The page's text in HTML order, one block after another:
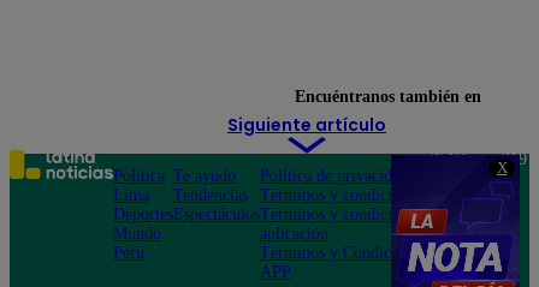
X
Siguiente artículo
Encuéntranos también en
Política
Lima
Deportes
Mundo
Perú
Te ayudo
Tendencias
Espectáculos
Política de privacidad
Términos y condiciones
Términos y condiciones
aplicación
Términos y Condiciones
APP
Teléfono: 219
Av. San
Felipe 968
Jesús María